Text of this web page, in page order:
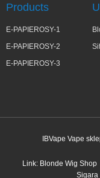
Products
E-PAPIEROSY-1
E-PAPIEROSY-2
E-PAPIEROSY-3
IBVape Vape
Link: Blonde Wig Shop
Sigara